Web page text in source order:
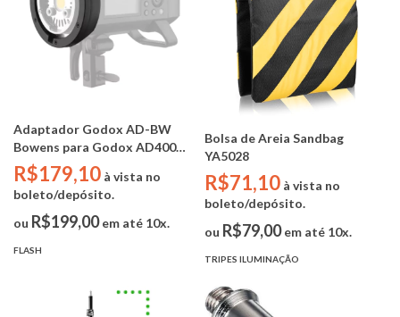
Adaptador Godox AD-BW
Bowens para Godox AD400
Pro.
R$179,10 à vista no
boleto/depósito.
ou R$199,00em até 10x.
FLASH
Bolsa de Areia Sandbag
YA5028
R$71,10 à vista no
boleto/depósito.
ou R$79,00em até 10x.
TRIPES ILUMINAÇÃO